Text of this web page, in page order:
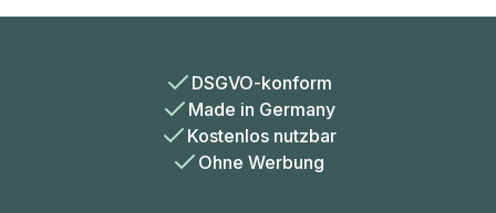
DSGVO-konform
Made in Germany
Kostenlos nutzbar
Ohne Werbung